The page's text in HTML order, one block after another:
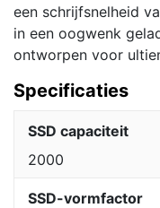
een schrijfsnelheid
in een oogwenk
ontworpen voor
Specificaties
SSD capaciteit
2000
SSD-vormfactor